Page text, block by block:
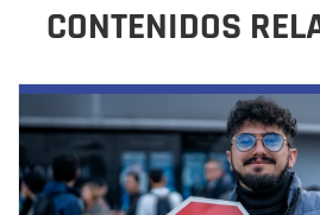
CONTENIDOS